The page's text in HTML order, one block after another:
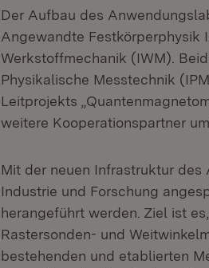
Der Aufbau des
Angewandte Festkörperphysik
Werkstoffmechanik (IWM).
Physikalische Messtechnik
Leitprojekts
weitere Kooperationspartner
Mit der neuen Infrastruktur
Industrie und Forschung
herangeführt werden. Ziel ist
Rastersonden- und
bestehenden und etablierten